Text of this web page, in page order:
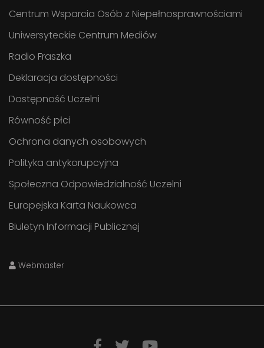
Centrum Wsparcia Osób z Niepełnosprawnościami
Uniwersyteckie Centrum Mediów
Radio Fraszka
Deklaracja dostępności
Dostępność Uczelni
Równość płci
Ochrona danych osobowych
Polityka antykorupcyjna
Społeczna Odpowiedzialność Uczelni
Europejska Karta Naukowca
Biuletyn Informacji Publicznej
Webmaster